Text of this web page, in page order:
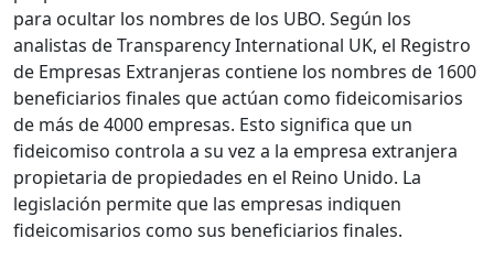
para ocultar los nombres de los UBO. Según los
analistas de Transparency International UK, el Registro
de Empresas Extranjeras contiene los nombres de 1600
beneficiarios finales que actúan como fideicomisarios
de más de 4000 empresas. Esto significa que un
fideicomiso controla a su vez a la empresa extranjera
propietaria de propiedades en el Reino Unido. La
legislación permite que las empresas indiquen
fideicomisarios como sus beneficiarios finales.